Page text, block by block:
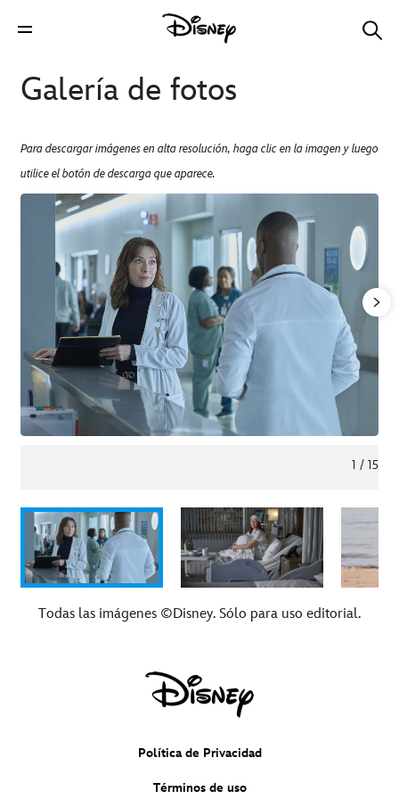
Galería de fotos
Para descargar imágenes en alta resolución, haga clic en la imagen y luego
utilice el botón de descarga que aparece.
1 / 15
Todas las imágenes ©Disney. Sólo para uso editorial.
Política de Privacidad
Términos de uso